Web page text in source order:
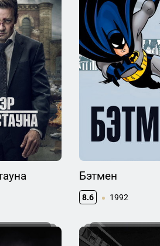
Бэтмен
8.6 1992